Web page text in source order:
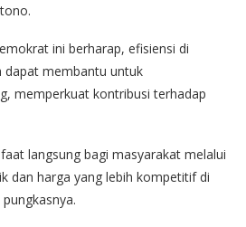
ini berharap, efisiensi di
dapat membantu untuk
memperkuat kontribusi terhadap
langsung bagi masyarakat melalui
dan harga yang lebih kompetitif di